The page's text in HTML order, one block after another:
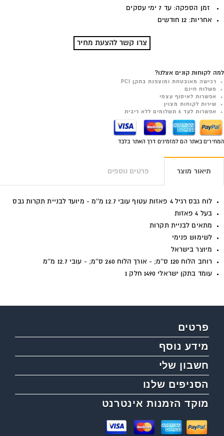
זמן הספקה: עד 7 ימי עסקים
אחריות: 12 חודשים
צרו קשר להצעת מחיר
למה לקוחות קונים אצלנו?
רכישה מאובטחת ומוצפנת בתקן PCI
משלוח חינם
אפשרות לאיסוף עצמי
שירות לקוחות מצוין
אפשרות לעד 6 תשלומים ללא ריבית
המחירים באתר הם למזמינים דרך האתר בלבד
תיאור מוצר פרטים נוספים
לוח גבס רגיל 4 פאזות עטוף עובי 12.7 מ''מ - מיועד לבניית תקרות גבס
בעל 4 פאזות
מתאים לבניית תקרות
לשימוש פנימי
מיוצר בישראל
רוחב הלוח 120 ס''מ; - אורך הלוח 260 ס''מ; - עובי 12.7 מ''מ
עומד בתקן ישראלי 1490 חלק 1
פרטים
מידע נוסף
חשבון שלי
הסניפים שלנו
מוקד הזמנות אינטרנט